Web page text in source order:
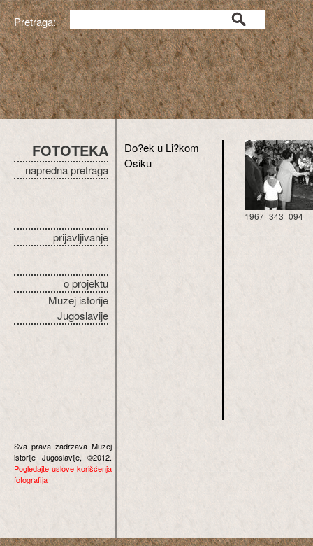
Pretraga:
FOTOTEKA
napredna pretraga
prijavljivanje
o projektu
Muzej istorije
Jugoslavije
Sva prava zadržava Muzej
istorije Jugoslavije, ©2012.
Pogledajte uslove korišćenja
fotografija
Do?ek u Li?kom
Osiku
1967_343_094